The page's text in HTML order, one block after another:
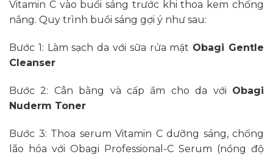
Vitamin C vào buổi sáng trước khi thoa kem chống
nắng. Quy trình buổi sáng gợi ý như sau:
Bước 1: Làm sạch da với sữa rửa mặt Obagi Gentle
Cleanser
Bước 2: Cân bằng và cấp ẩm cho da với Obagi
Nuderm Toner
Bước 3: Thoa serum Vitamin C dưỡng sáng, chống
lão hóa với Obagi Professional-C Serum (nồng độ